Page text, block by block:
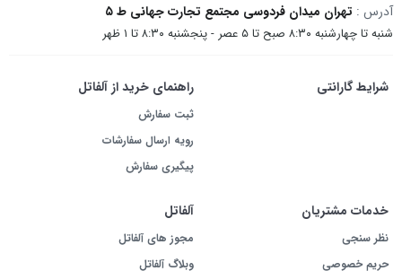
آدرس : تهران میدان فردوسی مجتمع تجارت جهانی ط ۵
شنبه تا چهارشنبه ۸:۳۰ صبح تا ۵ عصر - پنجشنبه ۸:۳۰ تا ۱ ظهر
شرایط گارانتی راهنمای خرید از آلفاتل
ثبت سفارش
رویه ارسال سفارشات
پیگیری سفارش
خدمات مشتریان
نظر سنجی
حریم خصوصی
آلفاتل
مجوز های آلفاتل
وبلاگ آلفاتل